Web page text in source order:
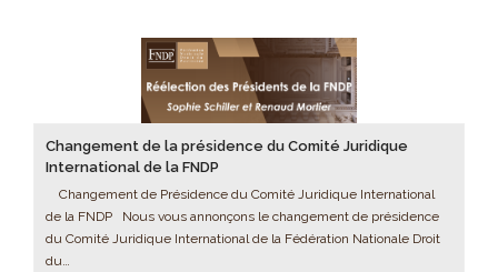
Changement de la présidence du Comité Juridique
International de la FNDP
Changement de Présidence du Comité Juridique International
de la FNDP Nous vous annonçons le changement de présidence
du Comité Juridique International de la Fédération Nationale Droit
du…